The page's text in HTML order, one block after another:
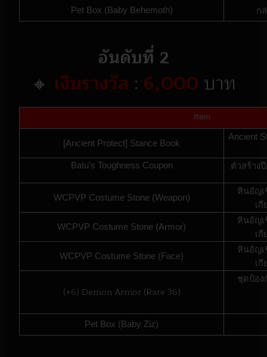
Pet Box (Baby Behemoth) ก
อันดับที่ 2
🔸 เงินรางวัล : 6,000 บาท
Item
[Ancient Protect] Stance Book
Ancient
Batu's Toughness Coupon ตัวสร้าง
WCPVP Costume Stone (Weapon)
หินอัญเ
เ
WCPVP Costume Stone (Armor)
หินอัญเ
เ
WCPVP Costume Stone (Face)
หินอัญเ
เ
(+6) Demon Armor (Rate 36)
ชุดป้อง
Pet Box (Baby Ziz)